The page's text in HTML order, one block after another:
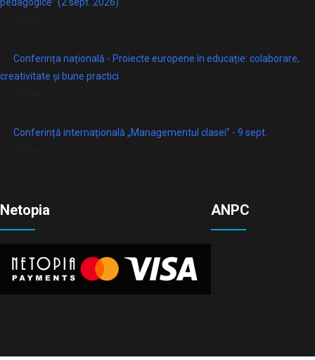
pedagogice” (2 sept. 2026)
Conferința națională - Proiecte europene în educație: colaborare,
creativitate și bune practici
Conferință internațională „Managementul clasei” - 9 sept.
Netopia ANPC